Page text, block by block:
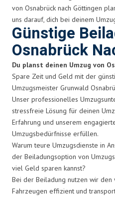
von Osnabrück nach Göttingen
uns darauf, dich bei deinem
Günstige
Osnabrück
Du planst deinen Umzug von
Spare Zeit und Geld mit der
Umzugsmeister Grunwald
Unser professionelles
stressfreie Lösung für deinen
Erfahrung und unserem
Umzugsbedürfnisse erfüllen.
Warum teure Umzugsdienste in
der Beiladungsoption von
viel Geld sparen kannst?
Bei der Beiladung nutzen wir den
Fahrzeugen effizient und